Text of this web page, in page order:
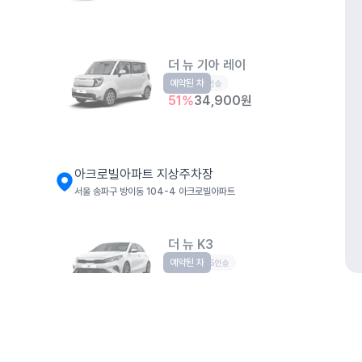
더 뉴 기아 레이
경형 5인승
51%34,900원
예약된 차
아크로빌아파트 지상주차장
서울 송파구 방이동 104-4 아크로빌아파트
더 뉴 K3
준중형 5인승
예약된 차